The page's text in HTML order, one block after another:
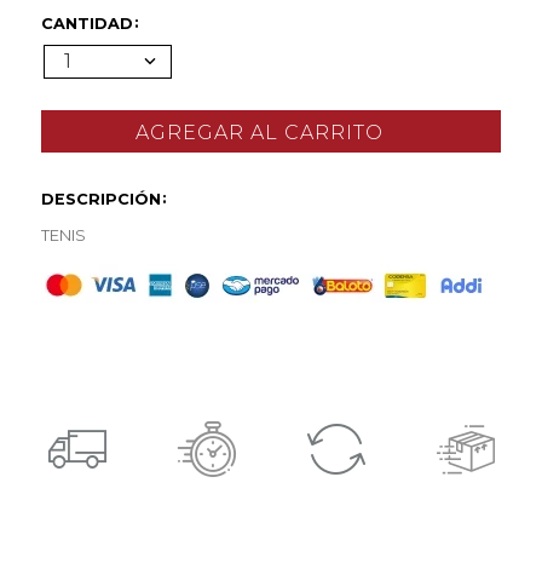
CANTIDAD
1
DESCRIPCIÓN
TENIS